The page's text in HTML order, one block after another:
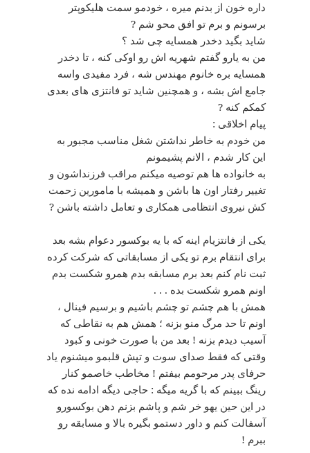
داره خون از بدنم میره ، خودمو سمت هلیکوپتر
برسونم و برم تو افق محو شم ?
شاید بگید دخدر همسایه چی شد ؟
من به یارو گفتم شهریه اش رو اوکی کنه ، تا دخدر
همسایه بره خانوم مهندس شه ، فرد مفیدی واسه
جامع اش بشه ، و همچنین شاید تو فانتزی های بعدی
کمکم کنه ?
پیام اخلاقی :
من خودم به خاطر نداشتن شغل مناسب مجبور به
این کار شدم ، الانم پشیمونم
به خانواده ها هم توصیه میکنم مراقب فرزنداشون و
تغییر رفتار اون ها باشن و همیشه با مامورین زحمت
کش نیروی انتظامی همکاری و تعامل داشته باشن ?
یکی از فانتزیام اینه که با یه بوکسور دعوام بشه بعد
برای انتقام برم تو یکی از مسابقاتی که شرکت کرده
ثبت نام کنم بعد برم مسابقه بدم همرو شکست بدم
اونم همرو شکست بده . . .
همش با هم چشم تو چشم باشیم و برسیم فینال ،
اونم تا حد مرگ منو بزنه ؛ همش هم به نقاطی که
آسیب دیدم بزنه ! بعد من با صورت خونی و کبود
وقتی که فقط صدای سوت و تپش قلبمو میشنوم یاد
حرفای پدر مرحومم بیفتم ! مخاطب خاصمو کنار
رینگ ببینم که با گریه میگه : حاجی دیگه ادامه نده که
در این حین یهو خر شم و پاشم بزنم دهن بوکسورو
آسفالت کنم و داور دستمو بگیره بالا و مسابقه رو
ببرم !